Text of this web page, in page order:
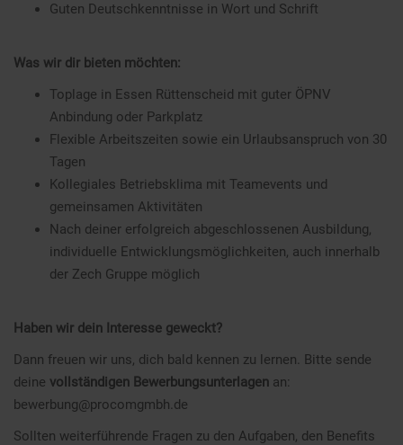
Guten Deutschkenntnisse in Wort und Schrift
Was wir dir bieten möchten:
Toplage in Essen Rüttenscheid mit guter ÖPNV
Anbindung oder Parkplatz
Flexible Arbeitszeiten sowie ein Urlaubsanspruch von 30
Tagen
Kollegiales Betriebsklima mit Teamevents und
gemeinsamen Aktivitäten
Nach deiner erfolgreich abgeschlossenen Ausbildung,
individuelle Entwicklungsmöglichkeiten, auch innerhalb
der Zech Gruppe möglich
Haben wir dein Interesse geweckt?
Dann freuen wir uns, dich bald kennen zu lernen. Bitte sende
deine vollständigen Bewerbungsunterlagen an:
bewerbung@procomgmbh.de
Sollten weiterführende Fragen zu den Aufgaben, den Benefits